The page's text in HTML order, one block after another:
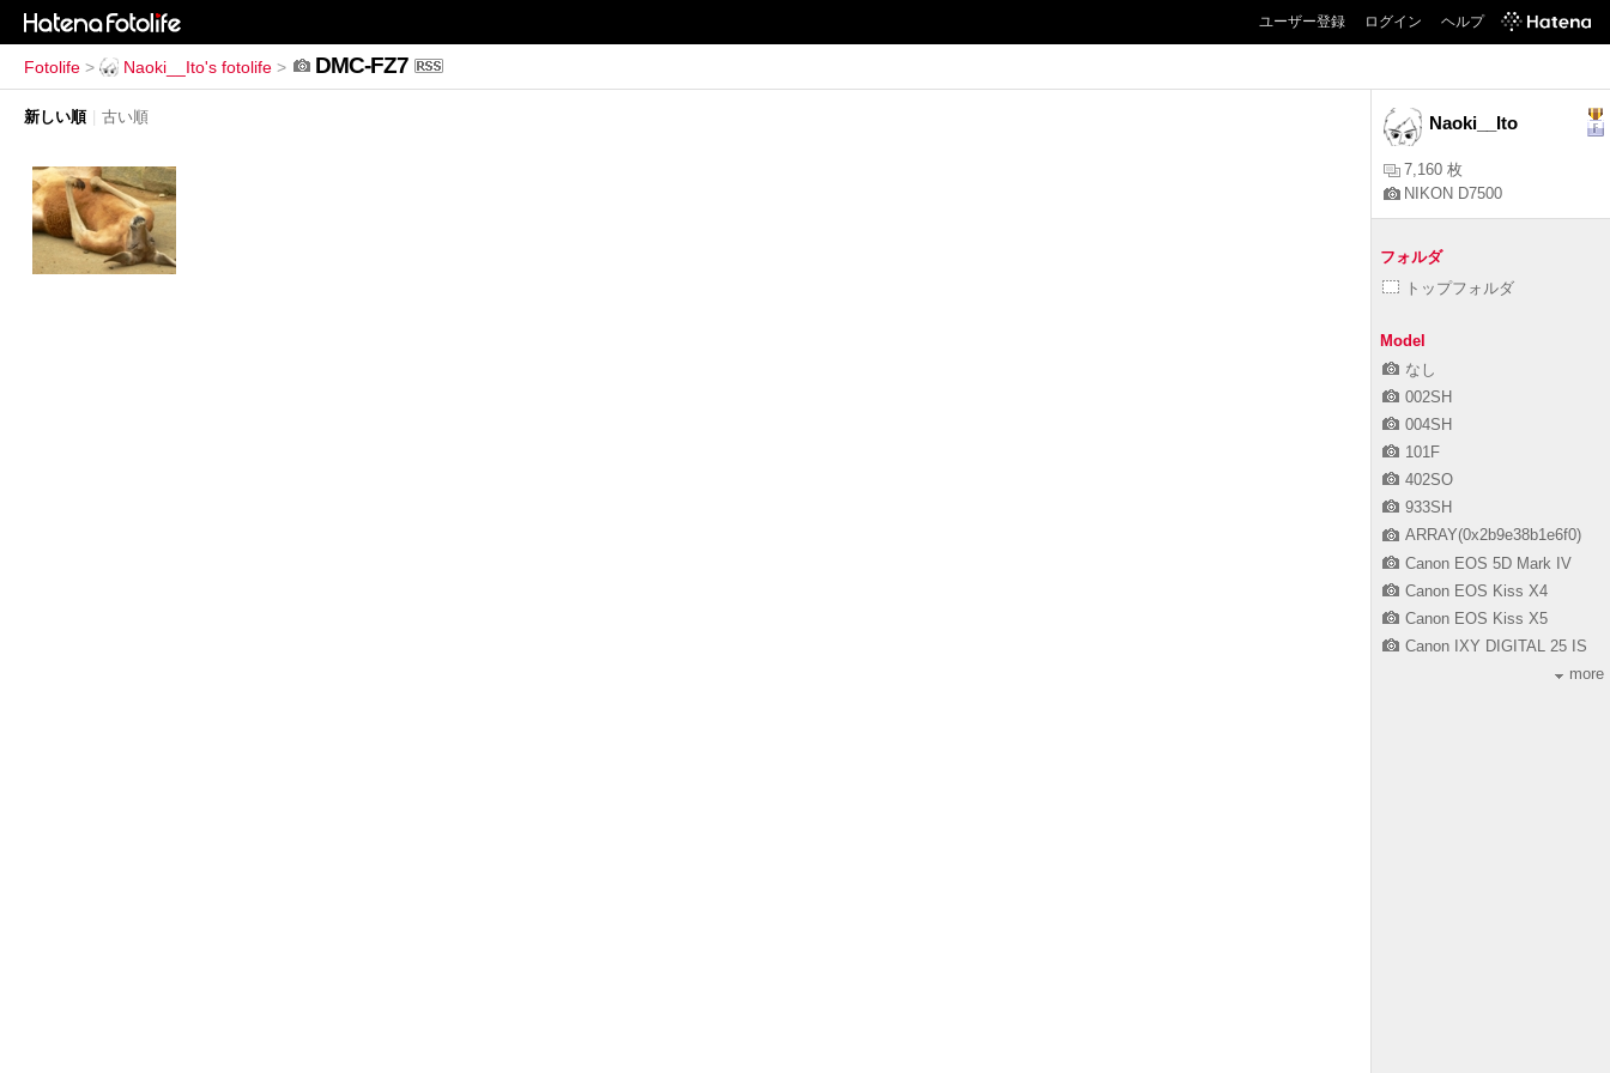
ユーザー登録 ログイン ヘルプ
Fotolife > Naoki__Ito's fotolife > DMC-FZ7
新しい順 | 古い順 Naoki__Ito
7,160 枚
NIKON D7500
フォルダ
トップフォルダ
Model
なし
002SH
004SH
101F
402SO
933SH
ARRAY(0x2b9e38b1e6f0)
Canon EOS 5D Mark IV
Canon EOS Kiss X4
Canon EOS Kiss X5
Canon IXY DIGITAL 25 IS
more